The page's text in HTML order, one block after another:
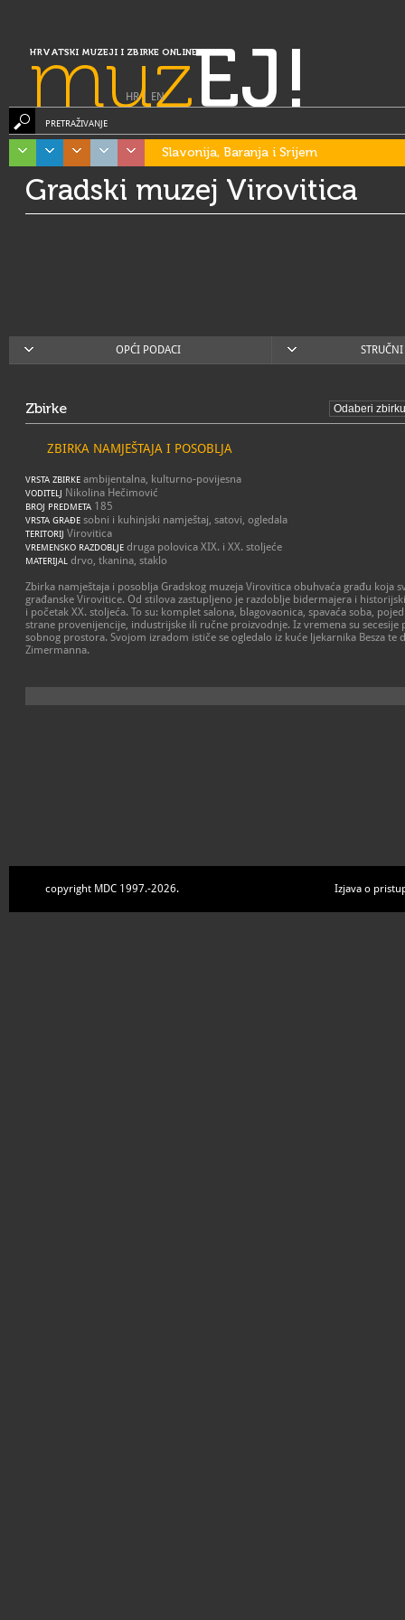
HRVATSKI MUZEJI I ZBIRKE ONLINE
muzEJ!
HR| EN
PRETRAŽIVANJE
Slavonija, Baranja i Srijem
Gradski muzej Virovitica
OPĆI PODACI
Zbirke
ZBIRKA NAMJEŠTAJA I POSOBLJA
VRSTA ZBIRKE ambijentalna, kulturno-povijesna
VODITELJ Nikolina Hečimović
BROJ PREDMETA 185
VRSTA GRAĐE sobni i kuhinjski namještaj, satovi, ogledala
TERITORIJ Virovitica
VREMENSKO RAZDOBLJE druga polovica XIX. i XX. stoljeće
MATERIJAL drvo, tkanina, staklo
Zbirka namještaja i posoblja Gradskog muzeja Virovitica obuhvaća građu koja
građanske Virovitice. Od stilova zastupljeno je razdoblje bidermajera i
i početak XX. stoljeća. To su: komplet salona, blagovaonica, spavaća soba,
strane provenijencije, industrijske ili ručne proizvodnje. Iz vremena su
sobnog prostora. Svojom izradom ističe se ogledalo iz kuće ljekarnika Besza te
Zimermanna.
copyright MDC 1997.-2026. Izjava o